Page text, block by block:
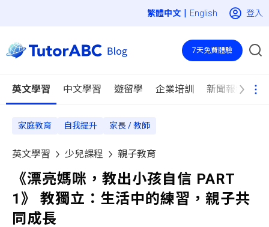
| English 登入
英文學習 中文學習 遊留學 企業培訓 新聞報導
7天免費體驗
家庭教育 自我提升 家長 / 教師
英文學習 少兒課程 親子教育
《漂亮媽咪，教出小孩自信 PART
1》 教獨立：生活中的練習，親子共
同成長